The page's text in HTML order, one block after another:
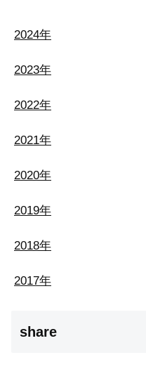
2024年
2023年
2022年
2021年
2020年
2019年
2018年
2017年
share